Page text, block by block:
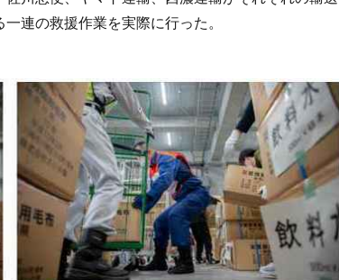
連の救援作業を実際に行った。